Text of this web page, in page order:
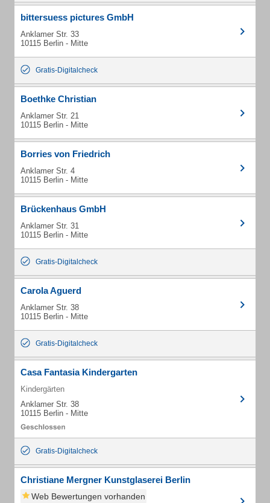
bittersuess pictures GmbH
Anklamer Str. 33
10115 Berlin - Mitte
Gratis-Digitalcheck
Boethke Christian
Anklamer Str. 21
10115 Berlin - Mitte
Borries von Friedrich
Anklamer Str. 4
10115 Berlin - Mitte
Brückenhaus GmbH
Anklamer Str. 31
10115 Berlin - Mitte
Gratis-Digitalcheck
Carola Aguerd
Anklamer Str. 38
10115 Berlin - Mitte
Gratis-Digitalcheck
Casa Fantasia Kindergarten
Kindergärten
Anklamer Str. 38
10115 Berlin - Mitte
Gratis-Digitalcheck
Christiane Mergner Kunstglaserei Berlin
Web Bewertungen vorhanden